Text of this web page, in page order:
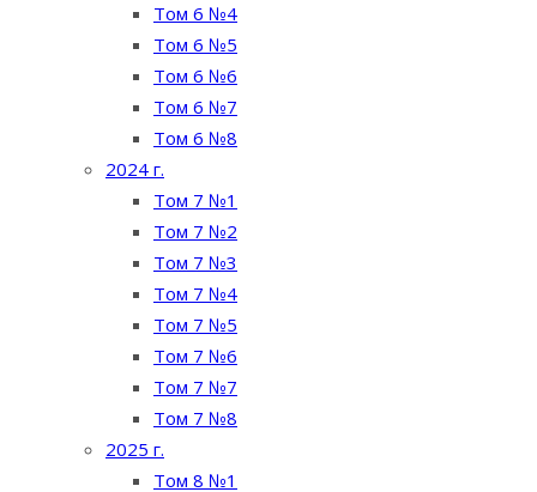
Том 6 №4
Том 6 №5
Том 6 №6
Том 6 №7
Том 6 №8
2024 г.
Том 7 №1
Том 7 №2
Том 7 №3
Том 7 №4
Том 7 №5
Том 7 №6
Том 7 №7
Том 7 №8
2025 г.
Том 8 №1